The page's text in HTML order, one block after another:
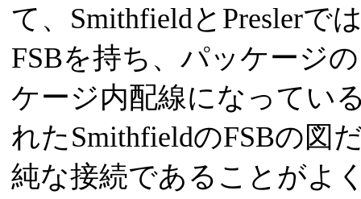
て、SmithfieldとPreslerで
FSBを持ち、パッケージ
ケージ内配線になってい
れたSmithfieldのFSBの図
純な接続であることがよ